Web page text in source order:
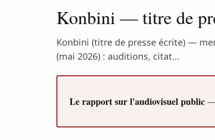
Konbini — titre de
Konbini (titre de presse écrite) —
(mai 2026) : auditions, citat…
Le rapport sur l'audiovisuel public —